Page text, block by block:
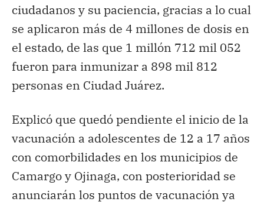
ciudadanos y su paciencia, gracias a lo cual
se aplicaron más de 4 millones de dosis en
el estado, de las que 1 millón 712 mil 052
fueron para inmunizar a 898 mil 812
personas en Ciudad Juárez.
Explicó que quedó pendiente el inicio de la
vacunación a adolescentes de 12 a 17 años
con comorbilidades en los municipios de
Camargo y Ojinaga, con posterioridad se
anunciarán los puntos de vacunación ya